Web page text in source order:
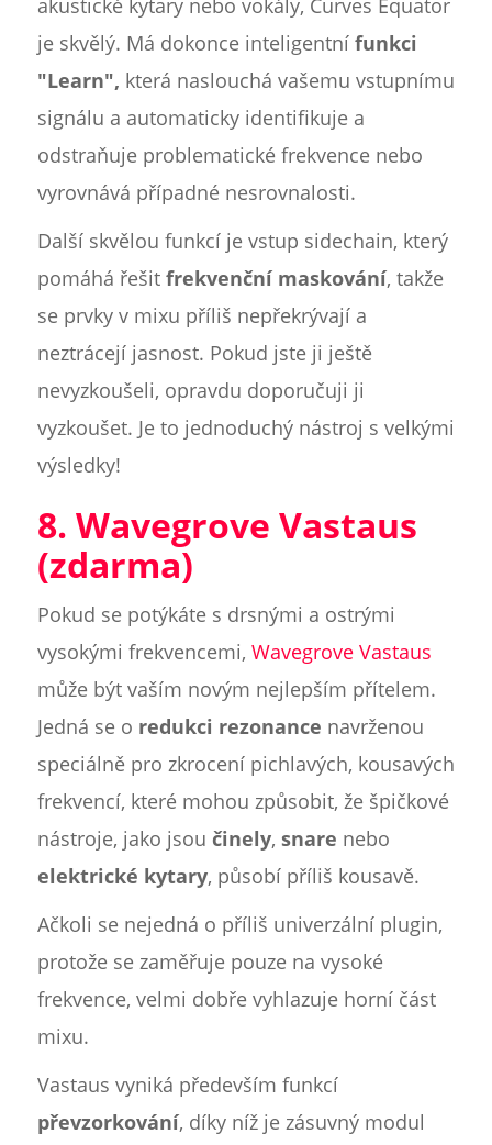
akustické kytary nebo vokály, Curves Equator
je skvělý. Má dokonce inteligentní funkci
"Learn", která naslouchá vašemu vstupnímu
signálu a automaticky identifikuje a
odstraňuje problematické frekvence nebo
vyrovnává případné nesrovnalosti.
Další skvělou funkcí je vstup sidechain, který
pomáhá řešit frekvenční maskování, takže
se prvky v mixu příliš nepřekrývají a
neztrácejí jasnost. Pokud jste ji ještě
nevyzkoušeli, opravdu doporučuji ji
vyzkoušet. Je to jednoduchý nástroj s velkými
výsledky!
8. Wavegrove Vastaus
(zdarma)
Pokud se potýkáte s drsnými a ostrými
vysokými frekvencemi, Wavegrove Vastaus
může být vaším novým nejlepším přítelem.
Jedná se o redukci rezonance navrženou
speciálně pro zkrocení pichlavých, kousavých
frekvencí, které mohou způsobit, že špičkové
nástroje, jako jsou činely, snare nebo
elektrické kytary, působí příliš kousavě.
Ačkoli se nejedná o příliš univerzální plugin,
protože se zaměřuje pouze na vysoké
frekvence, velmi dobře vyhlazuje horní část
mixu.
Vastaus vyniká především funkcí
převzorkování, díky níž je zásuvný modul